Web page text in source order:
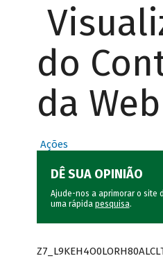
do
da Web
Ações
DÊ SUA OPINIÃO
Ajude-nos a aprimorar o site
uma rápida pesquisa.